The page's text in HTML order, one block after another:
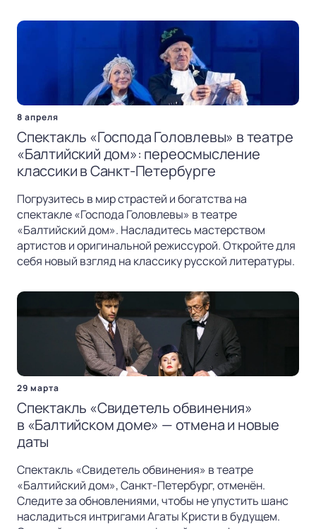
8 апреля
Спектакль «Господа Головлевы» в театре
«Балтийский дом»: переосмысление
классики в Санкт-Петербурге
Погрузитесь в мир страстей и богатства на
спектакле «Господа Головлевы» в театре
«Балтийский дом». Насладитесь мастерством
артистов и оригинальной режиссурой. Откройте для
себя новый взгляд на классику русской литературы.
29 марта
Спектакль «Свидетель обвинения»
в «Балтийском доме» — отмена и новые
даты
Спектакль «Свидетель обвинения» в театре
«Балтийский дом», Санкт-Петербург, отменён.
Следите за обновлениями, чтобы не упустить шанс
насладиться интригами Агаты Кристи в будущем.